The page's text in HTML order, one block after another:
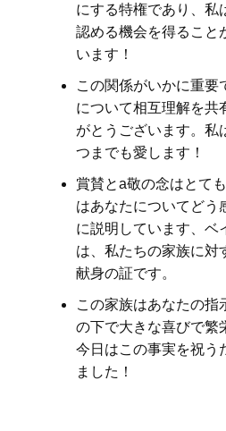
にする特権であり、私
認める機会を得ること
います！
この関係がいかに重要
について相互理解を共
がとうございます。私
つまでも愛します！
賞賛とa敬の念はとて
はあなたについてどう
に説明しています、ベ
は、私たちの家族に対
献身の証です。
この家族はあなたの指
の下で大きな喜びで繁
今日はこの事実を祝う
ました！